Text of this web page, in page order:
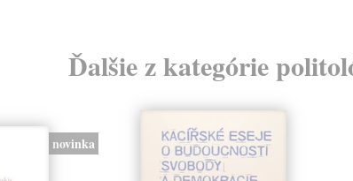
Ďalšie z kategórie
novinka